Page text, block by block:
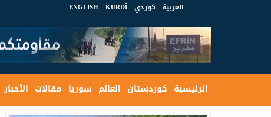
العربية كوردي KURDÎ
ENGLISH
الرئيسية كوردستان العالم سوريا مقالات الأخبار